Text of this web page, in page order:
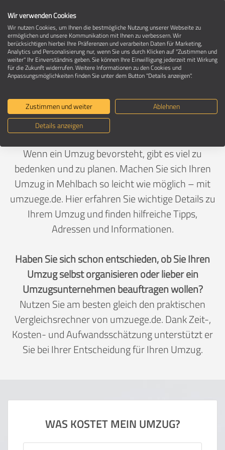
Umzug in 67735 Mehlbach
Ein Umzug ist Vertrauenssache
Deutschland>Rheinland-Pfalz>Kaiserslautern,
Landkreis>
Wenn ein Umzug bevorsteht, gibt es viel zu
bedenken und zu planen. Machen Sie sich Ihren
Umzug in Mehlbach so leicht wie möglich – mit
umzuege.de. Hier erfahren Sie wichtige Details zu
Ihrem Umzug und finden hilfreiche Tipps,
Adressen und Informationen.
Haben Sie sich schon entschieden, ob Sie Ihren
Umzug selbst organisieren oder lieber ein
Umzugsunternehmen beauftragen wollen?
Nutzen Sie am besten gleich den praktischen
Vergleichsrechner von umzuege.de. Dank Zeit-,
Kosten- und Aufwandsschätzung unterstützt er
Sie bei Ihrer Entscheidung für Ihren Umzug.
WAS KOSTET MEIN UMZUG?
Wir verwenden Cookies
Wir nutzen Cookies, um Ihnen die bestmögliche Nutzung unserer Webseite zu
ermöglichen und unsere Kommunikation mit Ihnen zu verbessern. Wir
berücksichtigen hierbei Ihre Präferenzen und verarbeiten Daten für Marketing,
Analytics und Personalisierung nur, wenn Sie uns durch Klicken auf "Zustimmen und
weiter" Ihr Einverständnis geben. Sie können Ihre Einwilligung jederzeit mit Wirkung
für die Zukunft widerrufen. Weitere Informationen zu den Cookies und
Anpassungsmöglichkeiten finden Sie unter dem Button "Details anzeigen".
Zustimmen und weiter
Ablehnen
Details anzeigen